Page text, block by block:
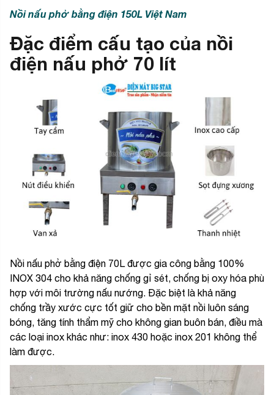
Nồi nấu phở bằng điện 150L Việt Nam
Đặc điểm cấu tạo của nồi
điện nấu phở 70 lít
Nồi nấu phở bằng điện 70L được gia công bằng 100%
INOX 304 cho khả năng chống gỉ sét, chống bị oxy hóa phù
hợp với môi trường nấu nướng. Đặc biệt là khả năng
chống trầy xước cực tốt giữ cho bền mặt nồi luôn sáng
bóng, tăng tính thẩm mỹ cho không gian buôn bán, điều mà
các loại inox khác như: inox 430 hoặc inox 201 không thể
làm được.